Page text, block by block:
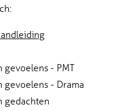
gevoelens - PMT
gevoelens - Drama
gedachten